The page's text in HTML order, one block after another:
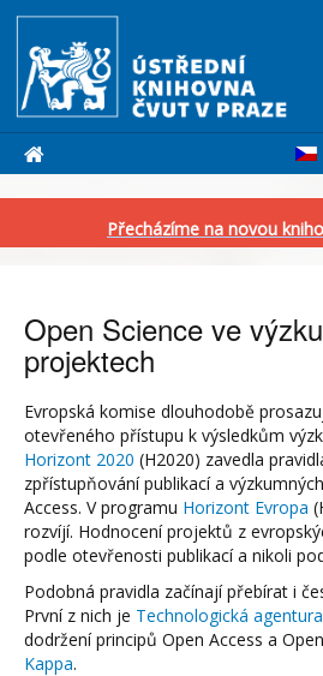
Přecházíme na novou
Open Science ve
projektech
Evropská komise dlouhodobě
otevřeného přístupu k výsledkům
Horizont 2020 (H2020) zavedla
zpřístupňování publikací a
Access. V programu Horizont Evropa
rozvíjí. Hodnocení projektů z
podle otevřenosti publikací a nikoli
Podobná pravidla začínají přebírat i
První z nich je Technologická
dodržení principů Open Access a
Kappa.